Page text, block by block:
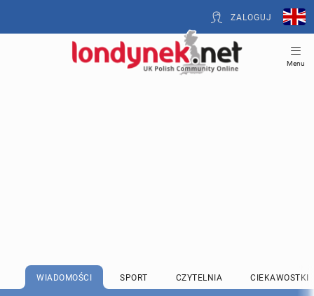
ZALOGUJ
Menu
WIADOMOŚCI SPORT CZYTELNIA CIEKAWOSTKI